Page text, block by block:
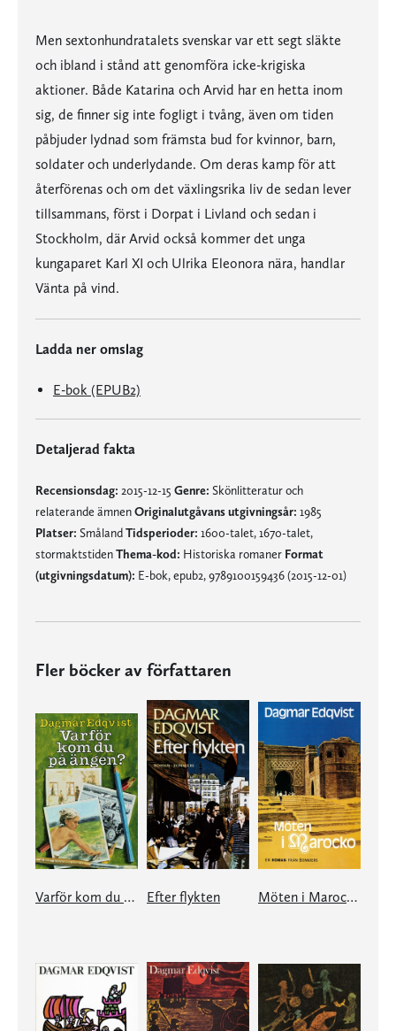
Men sextonhundratalets svenskar var ett segt släkte
och ibland i stånd att genomföra icke-krigiska
aktioner. Både Katarina och Arvid har en hetta inom
sig, de finner sig inte fogligt i tvång, även om tiden
påbjuder lydnad som främsta bud for kvinnor, barn,
soldater och underlydande. Om deras kamp för att
återförenas och om det växlingsrika liv de sedan lever
tillsammans, först i Dorpat i Livland och sedan i
Stockholm, där Arvid också kommer det unga
kungaparet Karl XI och Ulrika Eleonora nära, handlar
Vänta på vind.
Ladda ner omslag
E-bok (EPUB2)
Detaljerad fakta
Recensionsdag: 2015-12-15 Genre: Skönlitteratur och
relaterande ämnenOriginalutgåvans utgivningsår: 1985
Platser: SmålandTidsperioder: 1600-talet, 1670-talet,
stormaktstidenThema-kod: Historiska romaner Format
(utgivningsdatum): E-bok, epub2, 9789100159436 (2015-12-01)
Fler böcker av författaren
Varför kom du på ängen? Efter flykten Möten i Marocko